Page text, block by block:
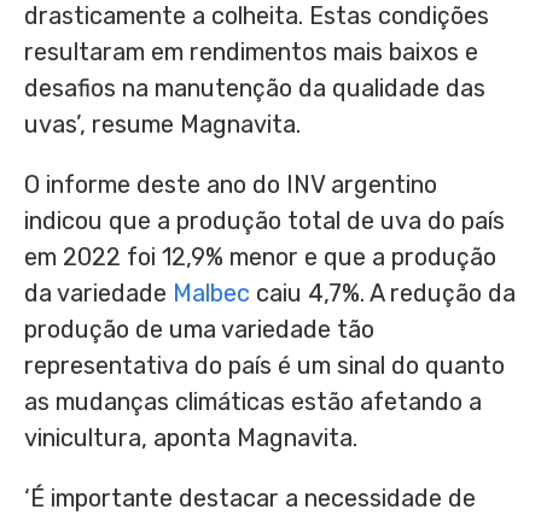
drasticamente a colheita. Estas condições
resultaram em rendimentos mais baixos e
desafios na manutenção da qualidade das
uvas’, resume Magnavita.
O informe deste ano do INV argentino
indicou que a produção total de uva do país
em 2022 foi 12,9% menor e que a produção
da variedade Malbec caiu 4,7%. A redução da
produção de uma variedade tão
representativa do país é um sinal do quanto
as mudanças climáticas estão afetando a
vinicultura, aponta Magnavita.
‘É importante destacar a necessidade de